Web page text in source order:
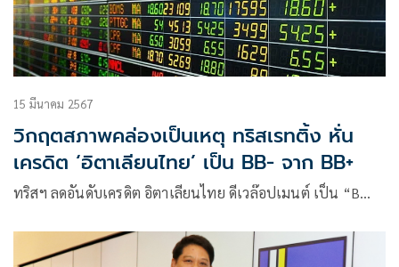
15 มีนาคม 2567
วิกฤตสภาพคล่องเป็นเหตุ ทริสเรทติ้ง หั่น
เครดิต ‘อิตาเลียนไทย’ เป็น BB- จาก BB+
ทริสฯ ลดอันดับเครดิต อิตาเลียนไทย ดีเวล๊อปเมนต์ เป็น “B…